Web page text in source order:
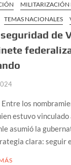
MILITARIZACIÓN
TEMAS NACIONALES
de
los
estuvo vinculado
asumió la
clara: seguir